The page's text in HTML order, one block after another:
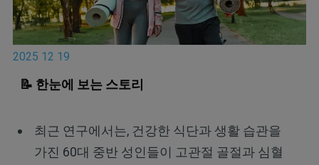
2025 12 19
📝 한눈에 보는 스토리
최근 연구에서는, 건강한 식단과 생활 습관을
가진 60대 중반 성인들이 고관절 골절과 심혈